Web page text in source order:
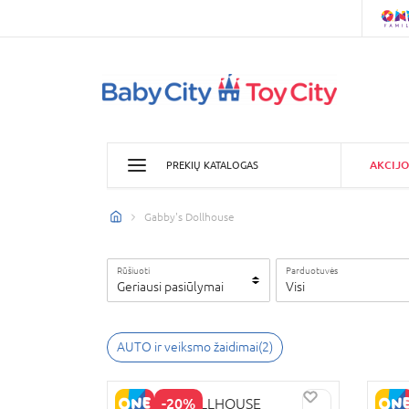
PREKIŲ KATALOGAS
Gabby's Dollhouse
Rūšiuoti
Geriausi pasiūlymai
Parduotuvės
Visi
AUTO ir veiksmo žaidimai(2)
-20%
GABBY'S DOLLHOUSE